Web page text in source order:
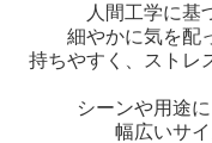
人間工学に基
細やかに気を配
持ちやすく、ストレ
シーンや用途
幅広いサ